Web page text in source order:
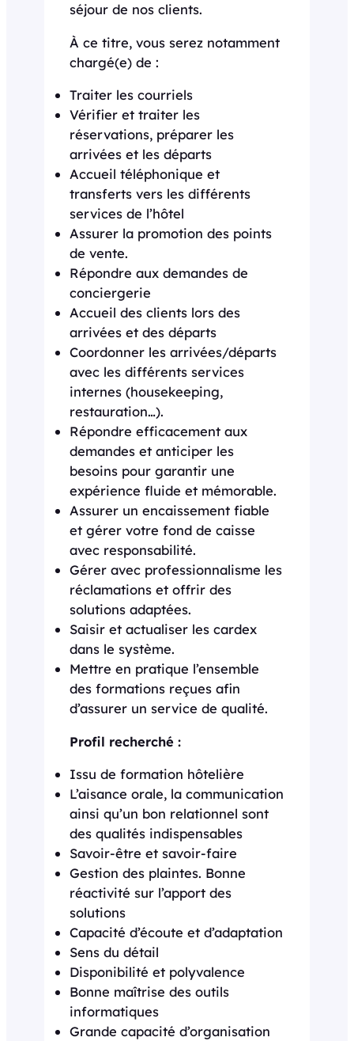
séjour de nos clients.
À ce titre, vous serez notamment
chargé(e) de :
Traiter les courriels
Vérifier et traiter les
réservations, préparer les
arrivées et les départs
Accueil téléphonique et
transferts vers les différents
services de l’hôtel
Assurer la promotion des points
de vente.
Répondre aux demandes de
conciergerie
Accueil des clients lors des
arrivées et des départs
Coordonner les arrivées/départs
avec les différents services
internes (housekeeping,
restauration…).
Répondre efficacement aux
demandes et anticiper les
besoins pour garantir une
expérience fluide et mémorable.
Assurer un encaissement fiable
et gérer votre fond de caisse
avec responsabilité.
Gérer avec professionnalisme les
réclamations et offrir des
solutions adaptées.
Saisir et actualiser les cardex
dans le système.
Mettre en pratique l’ensemble
des formations reçues afin
d’assurer un service de qualité.
Profil recherché :
Issu de formation hôtelière
L’aisance orale, la communication
ainsi qu’un bon relationnel sont
des qualités indispensables
Savoir-être et savoir-faire
Gestion des plaintes. Bonne
réactivité sur l’apport des
solutions
Capacité d’écoute et d’adaptation
Sens du détail
Disponibilité et polyvalence
Bonne maîtrise des outils
informatiques
Grande capacité d’organisation